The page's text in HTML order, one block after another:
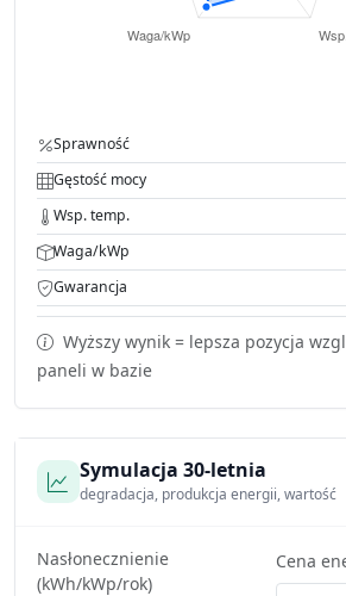
Sprawność
Gęstość mocy
Wsp. temp.
Waga/kWp
Gwarancja
Wyższy wynik = lepsza pozycja
paneli w bazie
Symulacja 30-letnia
degradacja, produkcja energii, wartość
Nasłonecznienie
(kWh/kWp/rok)
Cena